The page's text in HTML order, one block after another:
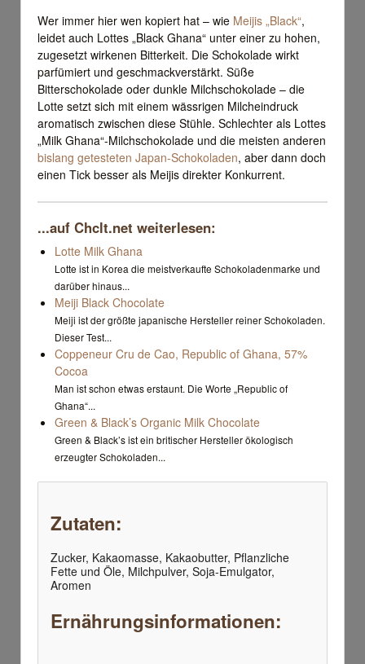
Wer immer hier wen kopiert hat – wie Meijis „Black“,
leidet auch Lottes „Black Ghana“ unter einer zu hohen,
zugesetzt wirkenen Bitterkeit. Die Schokolade wirkt
parfümiert und geschmackverstärkt. Süße
Bitterschokolade oder dunkle Milchschokolade – die
Lotte setzt sich mit einem wässrigen Milcheindruck
aromatisch zwischen diese Stühle. Schlechter als Lottes
„Milk Ghana“-Milchschokolade und die meisten anderen
bislang getesteten Japan-Schokoladen, aber dann doch
einen Tick besser als Meijis direkter Konkurrent.
...auf Chclt.net weiterlesen:
Lotte Milk Ghana
Lotte ist in Korea die meistverkaufte Schokoladenmarke und
darüber hinaus...
Meiji Black Chocolate
Meiji ist der größte japanische Hersteller reiner Schokoladen.
Dieser Test...
Coppeneur Cru de Cao, Republic of Ghana, 57%
Cocoa
Man ist schon etwas erstaunt. Die Worte „Republic of
Ghana“...
Green & Black’s Organic Milk Chocolate
Green & Black’s ist ein britischer Hersteller ökologisch
erzeugter Schokoladen...
Zutaten:
Zucker, Kakaomasse, Kakaobutter, Pflanzliche
Fette und Öle, Milchpulver, Soja-Emulgator,
Aromen
Ernährungsinformationen: